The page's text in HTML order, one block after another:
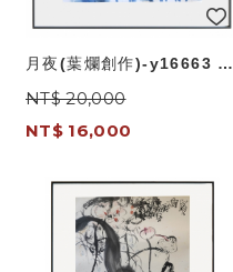
月夜(葉爛創作)-y16663 畫
作系列-國畫
NT$ 20,000
NT$ 16,000